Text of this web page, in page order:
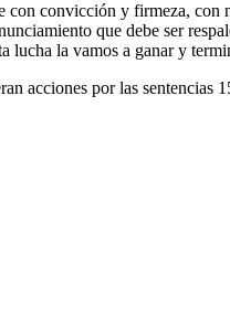
convicción y firmeza, con
que debe ser
lucha la vamos a ganar y
acciones por las